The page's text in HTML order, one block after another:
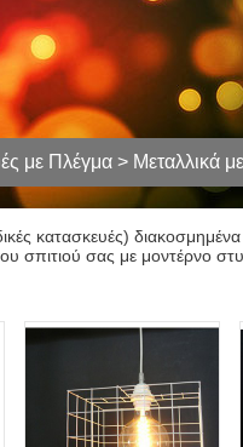
με Πλέγμα > Μεταλλικά
κατασκευές)
σπιτιού σας με μοντέρνο